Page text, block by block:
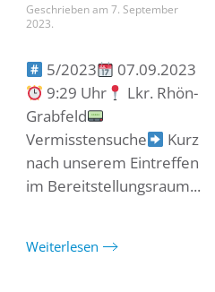
Geschrieben am 7. September
2023.
5/2023
07.09.2023
9:29 Uhr
Lkr. Rhön-
Grabfeld
Vermisstensuche
Kurz
nach unserem Eintreffen
im Bereitstellungsraum...
Weiterlesen